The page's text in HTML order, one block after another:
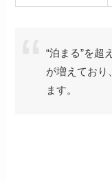
“泊まる”を超
が増えており
ます。